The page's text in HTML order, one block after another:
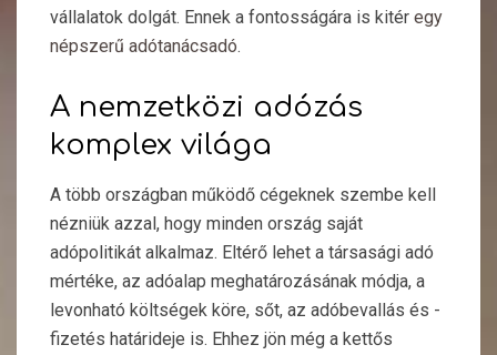
vállalatok dolgát. Ennek a fontosságára is kitér egy
népszerű adótanácsadó.
A nemzetközi adózás
komplex világa
A több országban működő cégeknek szembe kell
nézniük azzal, hogy minden ország saját
adópolitikát alkalmaz. Eltérő lehet a társasági adó
mértéke, az adóalap meghatározásának módja, a
levonható költségek köre, sőt, az adóbevallás és -
fizetés határideje is. Ehhez jön még a kettős